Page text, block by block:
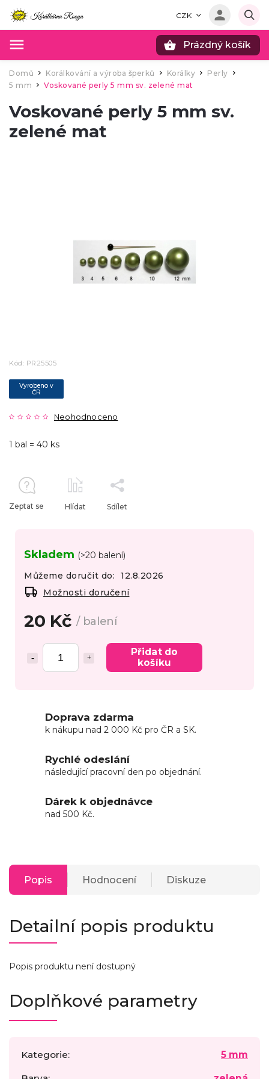
CZK
Prázdný košík
Domů / Korálkování a výroba šperků Korálky / Perly
5 mm / Voskované perly 5 mm sv. zelené mat
Voskované perly 5 mm sv.
zelené mat
Kód: PR25505
Vyrobeno v
ČR
Neohodnoceno
20 Kč/ balení
Přidat do
košíku
Skladem (>20 balení)
Můžeme doručit do:
12.8.2026
Možnosti doručení
1 bal = 40 ks
Zeptat se Hlídat Sdílet
Doprava zdarma
k nákupu nad 2 000 Kč pro ČR a SK.
Rychlé odeslání
následující pracovní den po objednání.
Dárek k objednávce
nad 500 Kč.
Popis Hodnocení Diskuze
Detailní popis produktu
Popis produktu není dostupný
Doplňkové parametry
Kategorie: 5 mm